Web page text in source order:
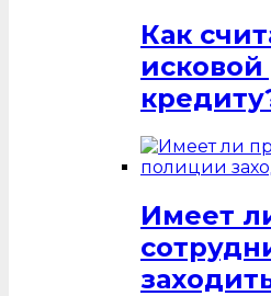
Как
Имеет